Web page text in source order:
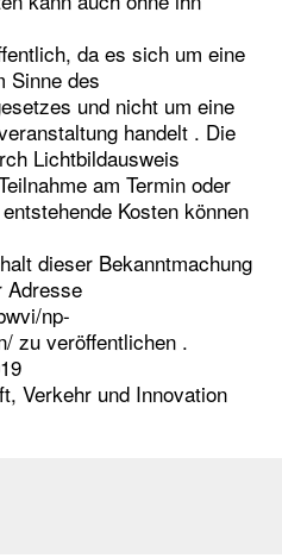
da es sich um eine
Sinne des
und nicht um eine
handelt . Die
Lichtbildausweis
am Termin oder
Kosten können
dieser Bekanntmachung
Adresse
np-
zu veröffentlichen .
Verkehr und Innovation